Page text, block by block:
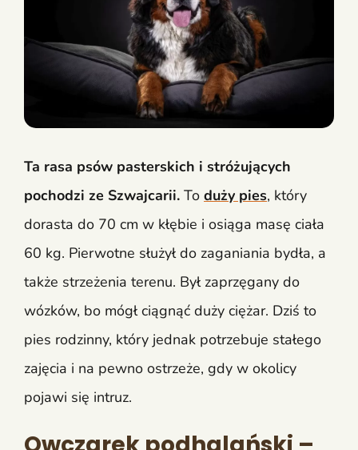
Ta rasa psów pasterskich i stróżujących
pochodzi ze Szwajcarii. To duży pies, który
dorasta do 70 cm w kłębie i osiąga masę ciała
60 kg. Pierwotne służył do zaganiania bydła, a
także strzeżenia terenu. Był zaprzęgany do
wózków, bo mógł ciągnąć duży ciężar. Dziś to
pies rodzinny, który jednak potrzebuje stałego
zajęcia i na pewno ostrzeże, gdy w okolicy
pojawi się intruz.